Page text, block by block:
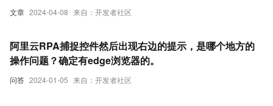
文章 2024-04-08 来自：开发者社区
问答 2024-01-05 来自：开发者社区
阿里云RPA捕捉控件然后出现右边的提示，是哪个地方的
操作问题？确定有edge浏览器的。